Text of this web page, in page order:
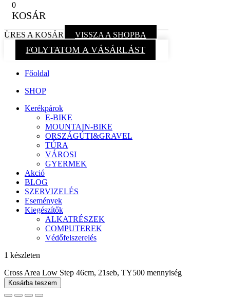
0
KOSÁR
ÜRES A KOSÁR VISSZA A SHOPBA
FOLYTATOM A VÁSÁRLÁST
Főoldal
SHOP
Kerékpárok
E-BIKE
MOUNTAIN-BIKE
ORSZÁGÚTI&GRAVEL
TÚRA
VÁROSI
GYERMEK
Akció
BLOG
SZERVIZELÉS
Események
Kiegészítők
ALKATRÉSZEK
COMPUTEREK
Védőfelszerelés
1 készleten
Cross Area Low Step 46cm, 21seb, TY500 mennyiség
Kosárba teszem